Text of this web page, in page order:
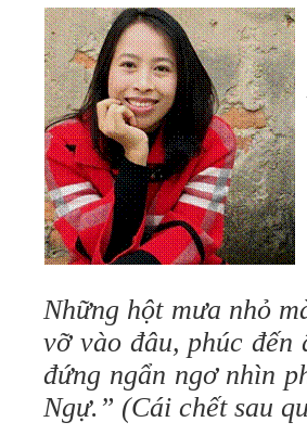
Những hột mưa nhỏ
vỡ vào đâu, phúc
đứng ngẩn ngơ nhìn
Ngự.” (Cái chết sau